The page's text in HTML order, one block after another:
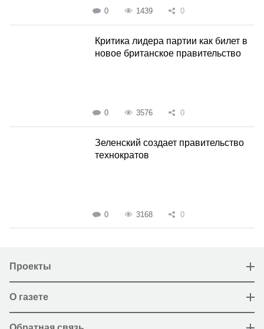
0 1439 0
Критика лидера партии как билет в
новое британское правительство
0 3576 0
Зеленский создает правительство
технократов
0 3168 0
Проекты
О газете